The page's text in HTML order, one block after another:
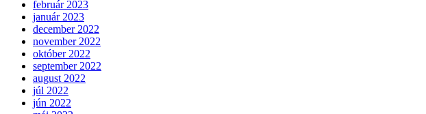
február 2023
január 2023
december 2022
november 2022
október 2022
september 2022
august 2022
júl 2022
jún 2022